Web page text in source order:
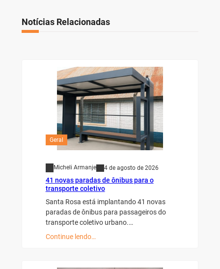
Notícias Relacionadas
Geral
Micheli Armanje 4 de agosto de 2026
41 novas paradas de ônibus para o
transporte coletivo
Santa Rosa está implantando 41 novas
paradas de ônibus para passageiros do
transporte coletivo urbano.…
Continue lendo…